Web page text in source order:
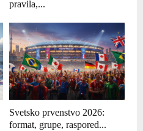
pravila,...
Svetsko prvenstvo 2026:
format, grupe, raspored...